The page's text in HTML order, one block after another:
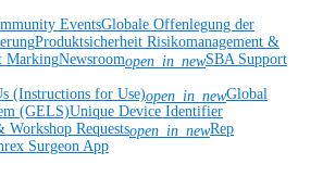
EventsGlobale Offenlegung der
Produktsicherheit Risikomanagement &
MarkingNewsroomopen_in_newSBA Support
(Instructions for Use)open_in_newGlobal
(GELS)Unique Device Identifier
Requestsopen_in_newRep
Surgeon App